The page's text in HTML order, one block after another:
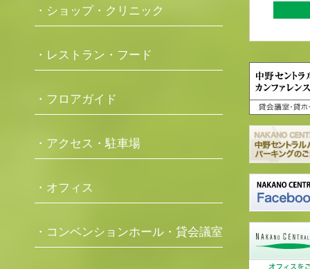
・ショップ・クリニック
・レストラン・フード
・フロアガイド
・アクセス・駐車場
・オフィス
・コンベンションホール・貸会議室